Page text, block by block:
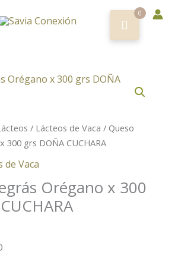
/ Lácteos de Vaca / Queso
300 grs DOÑA CUCHARA
de Vaca
Orégano x 300
0